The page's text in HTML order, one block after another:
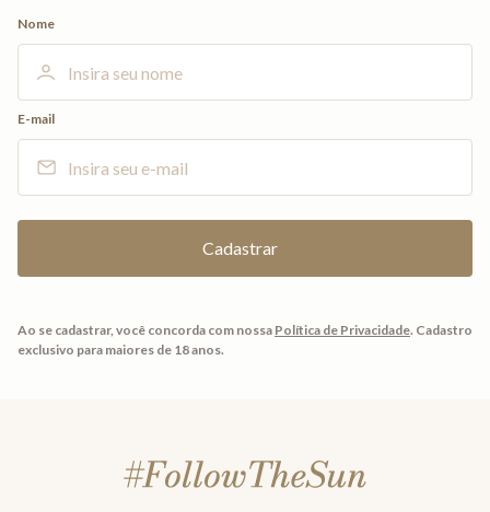
Nome
E-mail
Ao se cadastrar, você concorda com nossa Política de Privacidade. Cadastro
exclusivo para maiores de 18 anos.